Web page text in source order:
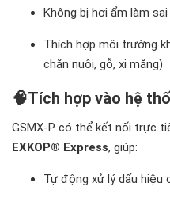
Không bị hơi ẩm làm
Thích hợp môi trường
chăn nuôi, gỗ, xi măng)
🧠Tích hợp vào hệ
GSMX-P có thể kết nối trực
EXKOP® Express, giúp:
Tự động xử lý dấu hiệu